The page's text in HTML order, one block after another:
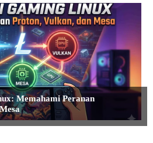
Memahami Peranan